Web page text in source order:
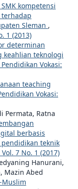
kompetensi
Sleman ,
1 (2013)
determinan
keahlian teknologi
Vokasi:
teaching
Vokasi:
Permata, Ratna
berbasis
teknik
7 No. 1 (2017)
Hanurani,
Mazin Abed
Muslim